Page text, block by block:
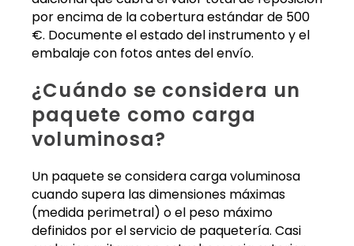
por encima de la cobertura estándar de 500
€. Documente el estado del instrumento y el
embalaje con fotos antes del envío.
¿Cuándo se considera un
paquete como carga
voluminosa?
Un paquete se considera carga voluminosa
cuando supera las dimensiones máximas
(medida perimetral) o el peso máximo
definidos por el servicio de paquetería. Casi